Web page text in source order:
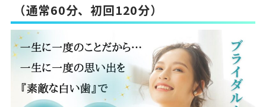
（通常60分、初回120分）